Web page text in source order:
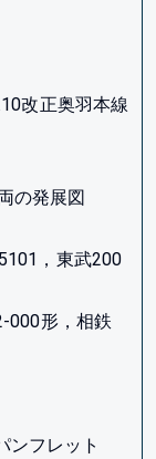
改正奥羽本線
の発展図
，東武200
000形，相鉄
ンフレット